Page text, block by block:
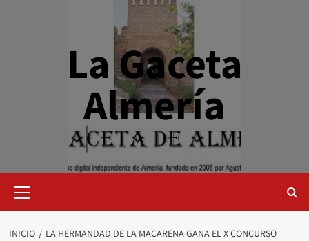
La Gaceta
Almería
primario
INICIO
LA HERMANDAD DE LA MACARENA GANA EL X CONCURSO